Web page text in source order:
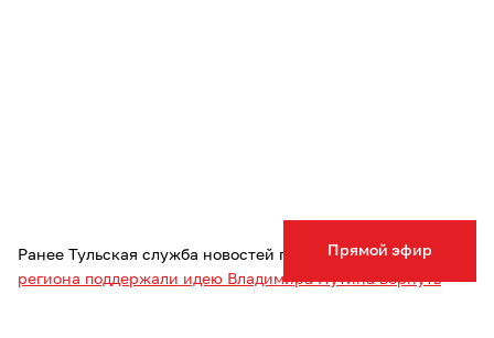
Прямой эфир
Ранее Тульская служба новостей писала, чтожители
региона поддержали идею Владимира Путина вернуть